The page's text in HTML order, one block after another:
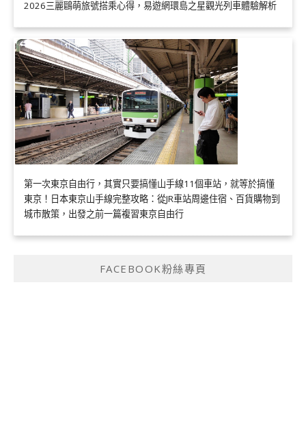
2026三麗鷗萌旅號搭乘心得，易遊網環島之星觀光列車體驗解析
第一次東京自由行，其實只要搞懂山手線11個車站，就等於搞懂
東京！日本東京山手線完整攻略：從JR車站周邊住宿、百貨購物到
城市散策，出發之前一篇複習東京自由行
FACEBOOK粉絲專頁